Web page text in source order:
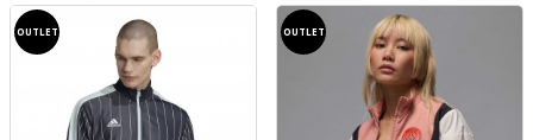
OUTLET OUTLET